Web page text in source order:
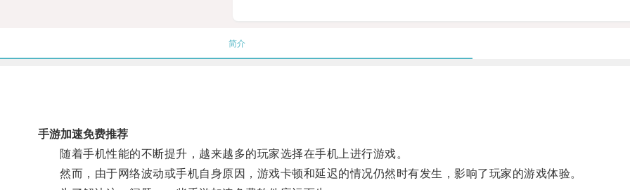
简介
手游加速免费推荐
随着手机性能的不断提升，越来越多的玩家选择在手机上进行游戏。
然而，由于网络波动或手机自身原因，游戏卡顿和延迟的情况仍然时有发生，影响了玩家的游戏体验。